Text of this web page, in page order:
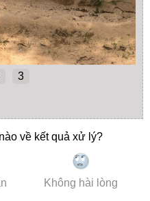
3
về kết quả xử lý?
Không hài lòng